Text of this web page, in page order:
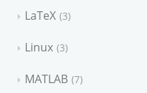
LaTeX 3
Linux 3
MATLAB 7